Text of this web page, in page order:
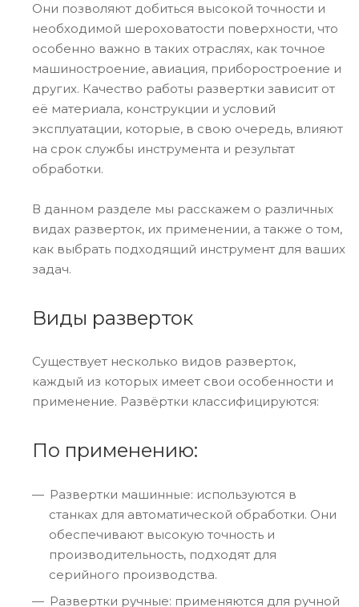
Они позволяют добиться высокой точности и
необходимой шероховатости поверхности, что
особенно важно в таких отраслях, как точное
машиностроение, авиация, приборостроение и
других. Качество работы развертки зависит от
её материала, конструкции и условий
эксплуатации, которые, в свою очередь, влияют
на срок службы инструмента и результат
обработки.
В данном разделе мы расскажем о различных
видах разверток, их применении, а также о том,
как выбрать подходящий инструмент для ваших
задач.
Виды разверток
Существует несколько видов разверток,
каждый из которых имеет свои особенности и
применение. Развёртки классифицируются:
По применению:
Развертки машинные: используются в
станках для автоматической обработки. Они
обеспечивают высокую точность и
производительность, подходят для
серийного производства.
Развертки ручные: применяются для ручной